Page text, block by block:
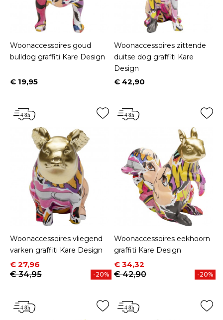
Woonaccessoires goud
bulldog graffiti Kare Design
Prijs
€ 19,95
Woonaccessoires zittende
duitse dog graffiti Kare
Design
Prijs
€ 42,90
Woonaccessoires vliegend
varken graffiti Kare Design
Prijs
€ 27,96
Normale prijs
€ 34,95
-20%
Woonaccessoires eekhoorn
graffiti Kare Design
Prijs
€ 34,32
Normale prijs
€ 42,90
-20%